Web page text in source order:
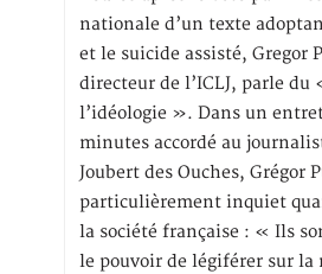
nationale d’un texte
et le suicide assisté, Gregor
directeur de l’ICLJ, parle
l’idéologie ». Dans un
minutes accordé au
Joubert des Ouches, Grégor
particulièrement inquiet
la société française : « Ils
le pouvoir de légiférer sur